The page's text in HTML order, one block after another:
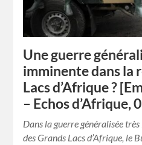
Une guerre
imminente dans la
Lacs d’Afrique ?
– Echos d’Afrique,
Dans la guerre généralisée
des Grands Lacs d’Afrique, le